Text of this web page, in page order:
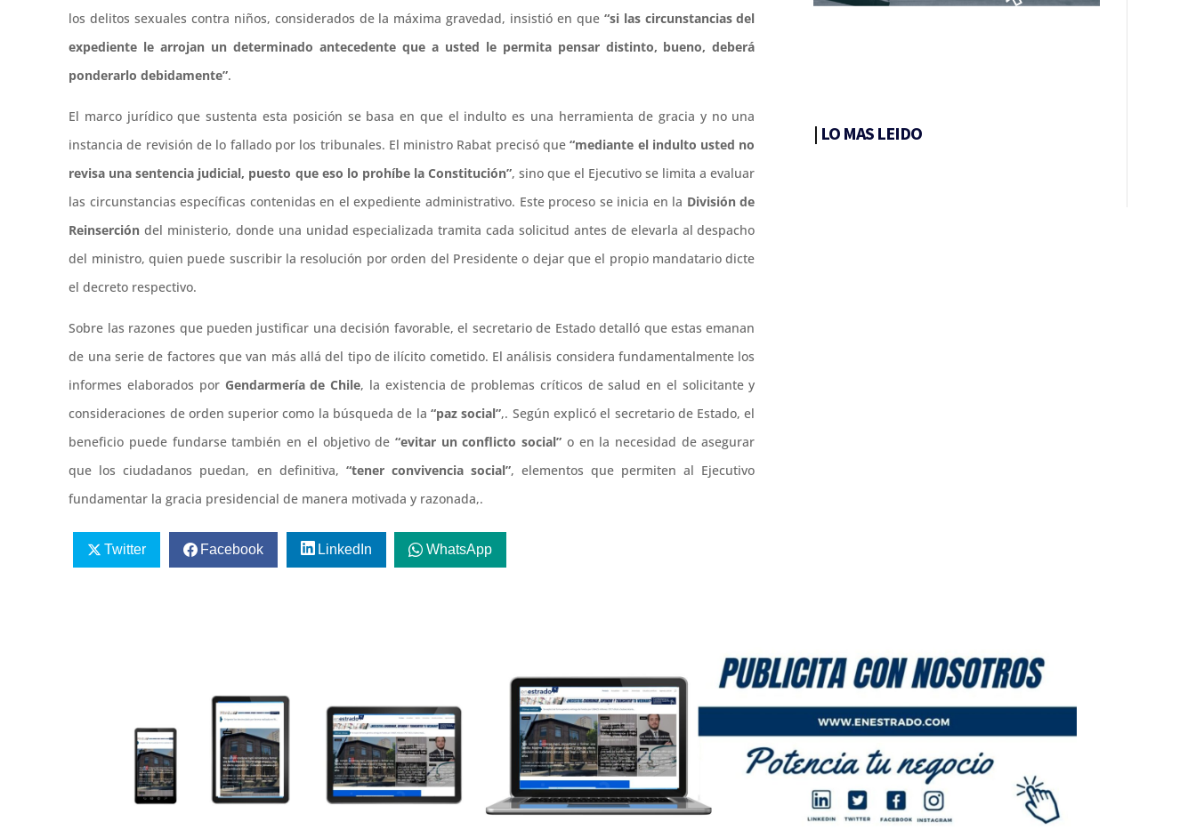
los delitos sexuales contra niños, considerados de la máxima gravedad, insistió en que “si las circunstancias del
expediente le arrojan un determinado antecedente que a usted le permita pensar distinto, bueno, deberá
ponderarlo debidamente”.
El marco jurídico que sustenta esta posición se basa en que el indulto es una herramienta de gracia y no una
instancia de revisión de lo fallado por los tribunales. El ministro Rabat precisó que“mediante el indulto usted no
revisa una sentencia judicial, puesto que eso lo prohíbe la Constitución”, sino que el Ejecutivo se limita a evaluar
las circunstancias específicas contenidas en el expediente administrativo. Este proceso se inicia en la División de
Reinserción del ministerio, donde una unidad especializada tramita cada solicitud antes de elevarla al despacho
del ministro, quien puede suscribir la resolución por orden del Presidente o dejar que el propio mandatario dicte
el decreto respectivo.
Sobre las razones que pueden justificar una decisión favorable, el secretario de Estado detalló que estas emanan
de una serie de factores que van más allá del tipo de ilícito cometido. El análisis considera fundamentalmente los
informes elaborados por Gendarmería de Chile, la existencia de problemas críticos de salud en el solicitante y
consideraciones de orden superior como la búsqueda de la “paz social”,. Según explicó el secretario de Estado, el
beneficio puede fundarse también en el objetivo de “evitar un conflicto social” o en la necesidad de asegurar
que los ciudadanos puedan, en definitiva, “tener convivencia social”, elementos que permiten al Ejecutivo
fundamentar la gracia presidencial de manera motivada y razonada,.
Twitter Facebook LinkedIn WhatsApp
| LO MAS LEIDO